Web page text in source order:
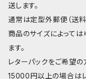
送します。
通常は定型外郵便（送料
商品のサイズによって
ます。
レターパックをご希望の
15000円以上の場合は